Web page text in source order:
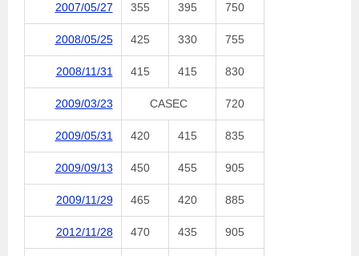
2007/05/27 355 395 750
2008/05/25 425 330 755
2008/11/31 415 415 830
2009/03/23 CASEC 720
2009/05/31 420 415 835
2009/09/13 450 455 905
2009/11/29 465 420 885
2012/11/28 470 435 905